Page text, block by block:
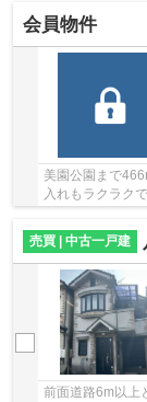
会員物件
美園公園まで
入れもラクラク
売買 | 中古一戸建
前面道路6m以上